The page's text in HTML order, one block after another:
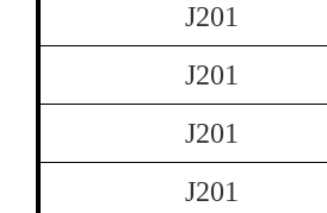
J201
J201
J201
J201